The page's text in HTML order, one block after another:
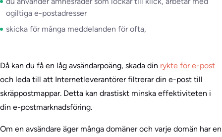
ogiltiga e-postadresser
skicka för många meddelanden för ofta,
Då kan du få en låg avsändarpoäng, skada din rykte för e-post
och leda till att Internetleverantörer filtrerar din e-post till
skräppostmappar. Detta kan drastiskt minska effektiviteten i
din e-postmarknadsföring.
Om en avsändare äger många domäner och varje domän har en